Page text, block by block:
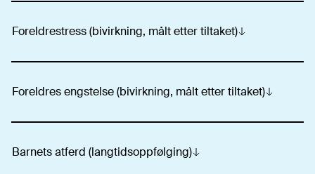
Foreldrestress (bivirkning, målt etter tiltaket)
Foreldres engstelse (bivirkning, målt etter tiltaket)
Barnets atferd (langtidsoppfølging)